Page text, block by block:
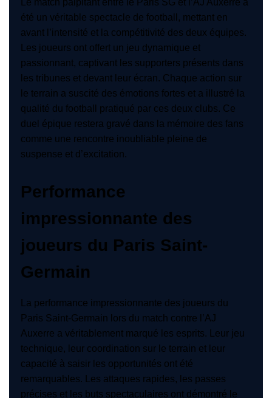
été un véritable spectacle de football, mettant en
avant l’intensité et la compétitivité des deux équipes.
Les joueurs ont offert un jeu dynamique et
passionnant, captivant les supporters présents dans
les tribunes et devant leur écran. Chaque action sur
le terrain a suscité des émotions fortes et a illustré la
qualité du football pratiqué par ces deux clubs. Ce
duel épique restera gravé dans la mémoire des fans
comme une rencontre inoubliable pleine de
suspense et d’excitation.
Performance
impressionnante des
joueurs du Paris Saint-
Germain
La performance impressionnante des joueurs du
Paris Saint-Germain lors du match contre l’AJ
Auxerre a véritablement marqué les esprits. Leur jeu
technique, leur coordination sur le terrain et leur
capacité à saisir les opportunités ont été
remarquables. Les attaques rapides, les passes
précises et les buts spectaculaires ont démontré le